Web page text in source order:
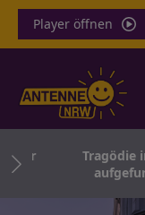
Player öffnen
Tragödie